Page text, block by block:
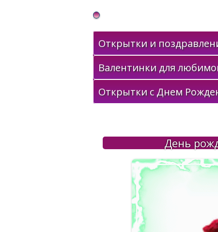
Gif Открытки в подарок
Открытки и
Валентинки для
Открытки с Днем
День